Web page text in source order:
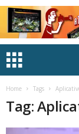
Home Tags
Tag: